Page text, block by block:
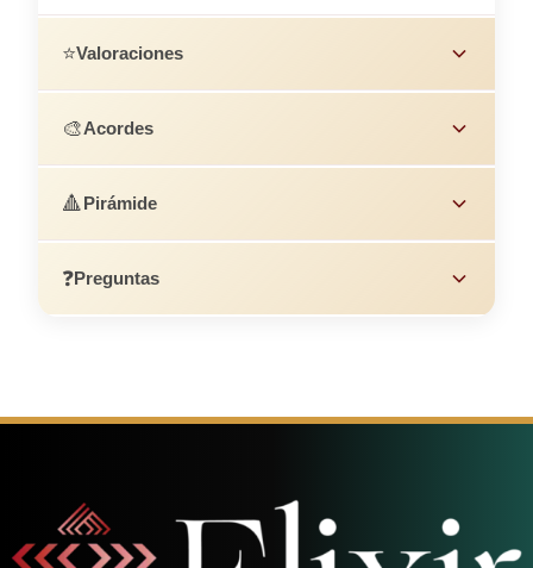
⭐Valoraciones
🎨Acordes
🔺Pirámide
❓Preguntas